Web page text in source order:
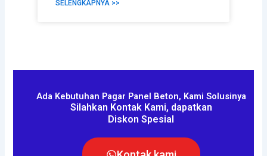
SELENGKAPNYA >>
Ada Kebutuhan Pagar Panel Beton, Kami Solusinya
Silahkan Kontak Kami, dapatkan
Diskon Spesial